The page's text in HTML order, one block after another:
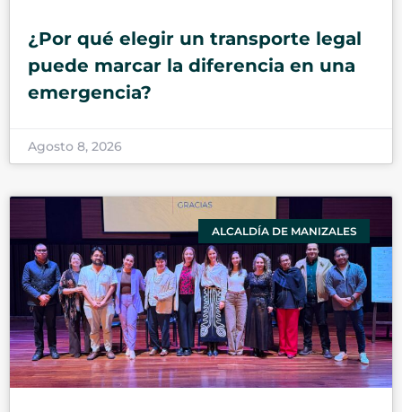
¿Por qué elegir un transporte legal
puede marcar la diferencia en una
emergencia?
Agosto 8, 2026
ALCALDÍA DE MANIZALES